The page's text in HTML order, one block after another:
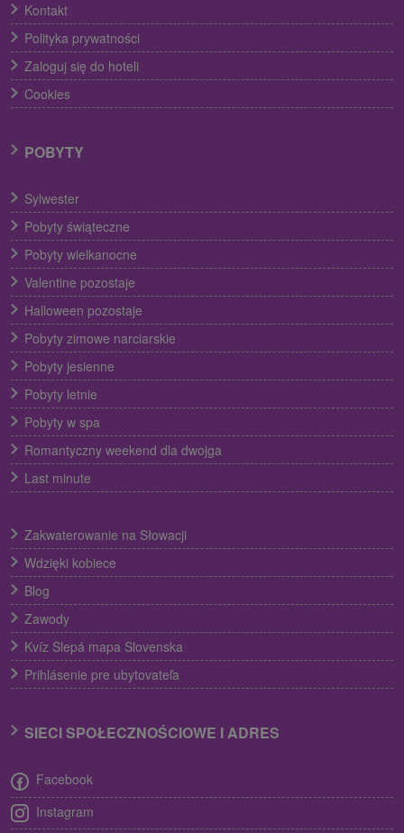
Kontakt
Polityka prywatności
Zaloguj się do hoteli
Cookies
POBYTY
Sylwester
Pobyty świąteczne
Pobyty wielkanocne
Valentine pozostaje
Halloween pozostaje
Pobyty zimowe narciarskie
Pobyty jesienne
Pobyty letnie
Pobyty w spa
Romantyczny weekend dla dwojga
Last minute
Zakwaterowanie na Słowacji
Wdzięki kobiece
Blog
Zawody
Kvíz Slepá mapa Slovenska
Prihlásenie pre ubytovateľa
SIECI SPOŁECZNOŚCIOWE I ADRES
Facebook
Instagram